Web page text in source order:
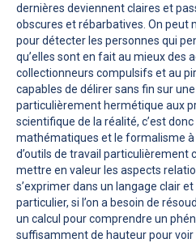
dernières deviennent claires et
obscures et rébarbatives. On peut
pour détecter les personnes qui
qu’elles sont en fait au mieux des
collectionneurs compulsifs et au
capables de délirer sans fin sur
particulièrement hermétique aux
scientifique de la réalité, c’est
mathématiques et le formalisme à
d’outils de travail particulièrement
mettre en valeur les aspects
s’exprimer dans un langage clair
particulier, si l’on a besoin de
un calcul pour comprendre un
suffisamment de hauteur pour voir